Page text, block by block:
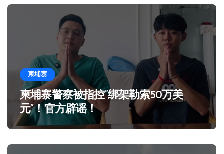
柬埔寨
柬埔寨警察被指控“绑架勒索50万美
元”！官方辟谣！